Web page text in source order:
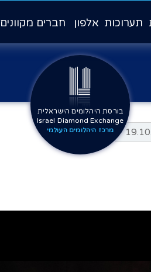
תערוכות אלפון חברים מקוונים
בורסת היהלומים הישראלית
Israel Diamond Exchange
מרכז היהלומים העולמי